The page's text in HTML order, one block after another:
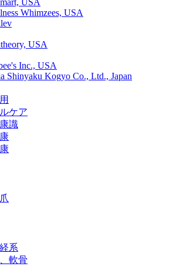
Whimzees, USA
USA
Inc., USA
Shinyaku Kogyo Co., Ltd., Japan
ケア
識
系
軟骨